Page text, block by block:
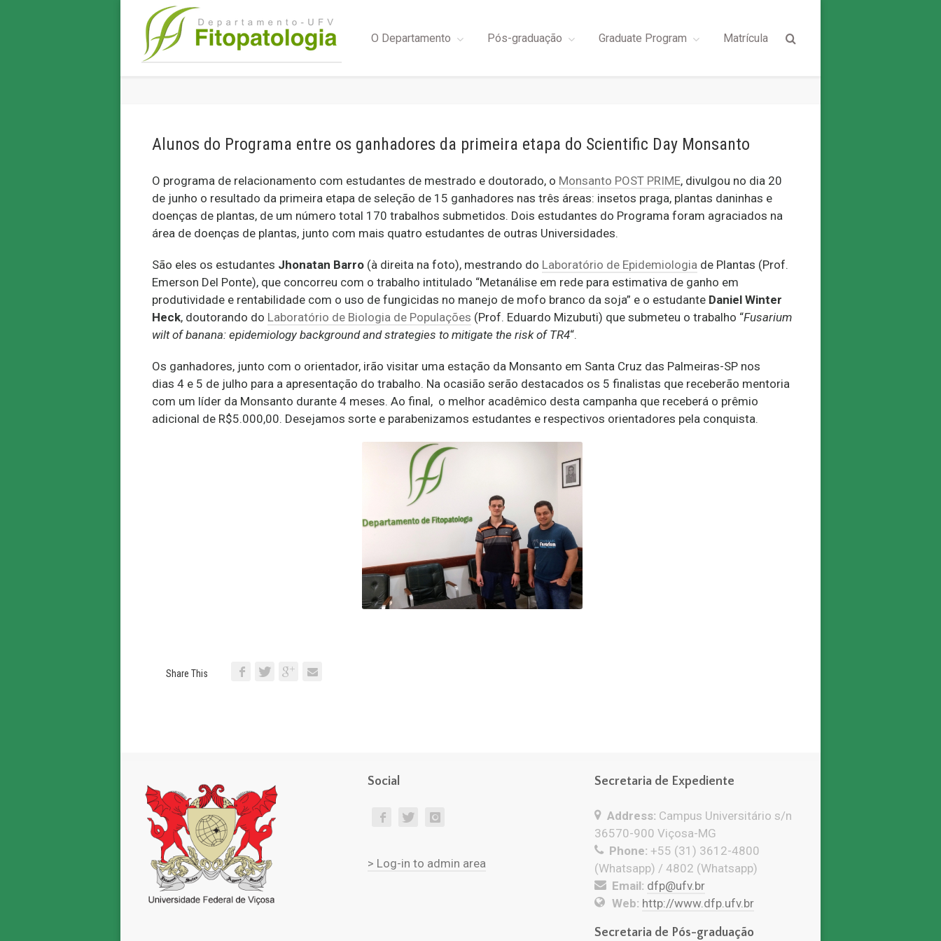
O Departamento Pós-graduação Graduate Program Matrícula
Alunos do Programa entre os ganhadores da primeira etapa do Scientific Day Monsanto
O programa de relacionamento com estudantes de mestrado e doutorado, o Monsanto POST PRIME, divulgou no dia 20
de junho o resultado da primeira etapa de seleção de 15 ganhadores nas três áreas: insetos praga, plantas daninhas e
doenças de plantas, de um número total 170 trabalhos submetidos. Dois estudantes do Programa foram agraciados na
área de doenças de plantas, junto com mais quatro estudantes de outras Universidades.
São eles os estudantes Jhonatan Barro (à direita na foto), mestrando do Laboratório de Epidemiologia de Plantas (Prof.
Emerson Del Ponte), que concorreu com o trabalho intitulado “Metanálise em rede para estimativa de ganho em
produtividade e rentabilidade com o uso de fungicidas no manejo de mofo branco da soja” e o estudante Daniel Winter
Heck, doutorando do Laboratório de Biologia de Populações (Prof. Eduardo Mizubuti) que submeteu o trabalho “Fusarium
wilt of banana: epidemiology background and strategies to mitigate the risk of TR4“.
Os ganhadores, junto com o orientador, irão visitar uma estação da Monsanto em Santa Cruz das Palmeiras-SP nos
dias 4 e 5 de julho para a apresentação do trabalho. Na ocasião serão destacados os 5 finalistas que receberão mentoria
com um líder da Monsanto durante 4 meses. Ao final, o melhor acadêmico desta campanha que receberá o prêmio
adicional de R$5.000,00. Desejamos sorte e parabenizamos estudantes e respectivos orientadores pela conquista.
Share This
Social
> Log-in to admin area
Secretaria de Expediente
Address: Campus Universitário s/n
36570-900 Viçosa-MG
Phone: +55 (31) 3612-4800
(Whatsapp) / 4802 (Whatsapp)
Email: dfp@ufv.br
Web: http://www.dfp.ufv.br
Secretaria de Pós-graduação